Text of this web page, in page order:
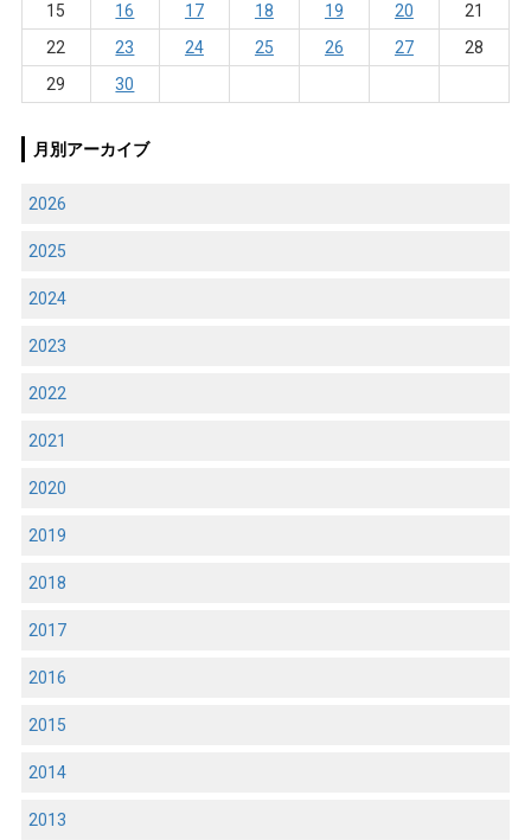
15
16 17 18 19 20
21
22
23 24 25 26 27
28
29
30
月別アーカイブ
2026
2025
2024
2023
2022
2021
2020
2019
2018
2017
2016
2015
2014
2013